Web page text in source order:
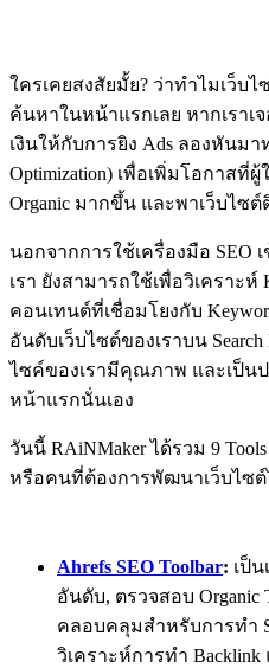
ใครเคยสงสัยมั้ย? ว่าทำไมเว็บ
ค้นหาในหน้าแรกเลย หากเรา
เงินให้กับการยิง Ads ลองหันมาท
Optimization) เพื่อเพิ่มโอกาสที่
Organic มากขึ้น และพาเว็บไซ
นอกจากการใช้เครื่องมือ SEO
เรา ยังสามารถใช้เพื่อวิเคราะห์
คอนเทนต์ที่เชื่อมโยงกับ
อันดับเว็บไซต์ของเราบน
ไซค์ของเรามีคุณภาพ และเป็น
หน้าแรกนั่นเอง
วันนี้ RAiNMaker ได้รวม 9
หรือคนที่ต้องการพัฒนาเว็บไซ
Ahrefs SEO Toolbar: เป็
อันดับ, ตรวจสอบ Organic
คลอบคลุมสำหรับการทำ
วิเคราะห์การทำ